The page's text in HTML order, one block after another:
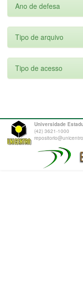
Ano de defesa
Tipo de arquivo
Tipo de acesso
Universidade
(42) 3621-1000